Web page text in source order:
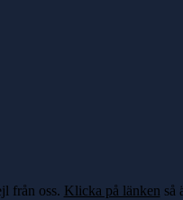
från oss. Klicka på länken så